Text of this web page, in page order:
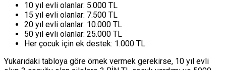
10 yıl evli olanlar: 5.000 TL
15 yıl evli olanlar: 7.500 TL
20 yıl evli olanlar: 10.000 TL
50 yıl evli olanlar: 25.000 TL
Her çocuk için ek destek: 1.000 TL
Yukarıdaki tabloya göre örnek vermek gerekirse, 10 yıl evli